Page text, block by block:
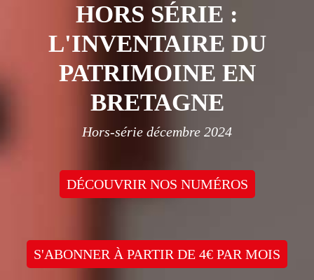
HORS SÉRIE :
L'INVENTAIRE DU
PATRIMOINE EN
BRETAGNE
Hors-série décembre 2024
DÉCOUVRIR NOS NUMÉROS
S'ABONNER À PARTIR DE 4€ PAR MOIS